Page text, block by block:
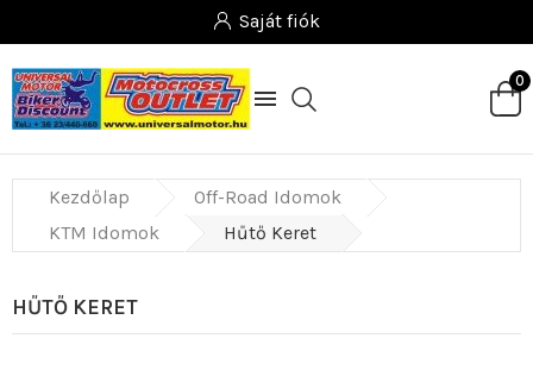
Saját fiók

0
Kezdőlap
Off-Road Idomok
KTM Idomok
Hűtő Keret
HŰTŐ KERET